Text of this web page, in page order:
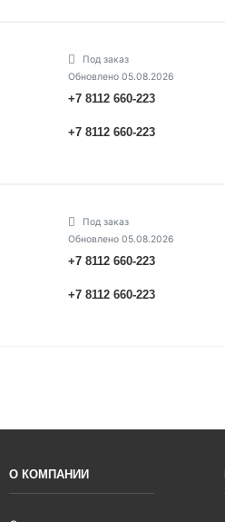
Под заказ
Обновлено 05.08.2026
+7 8112 660-223
+7 8112 660-223
Под заказ
Обновлено 05.08.2026
+7 8112 660-223
+7 8112 660-223
О КОМПАНИИ